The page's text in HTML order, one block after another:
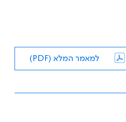
למאמר המלא (PDF)